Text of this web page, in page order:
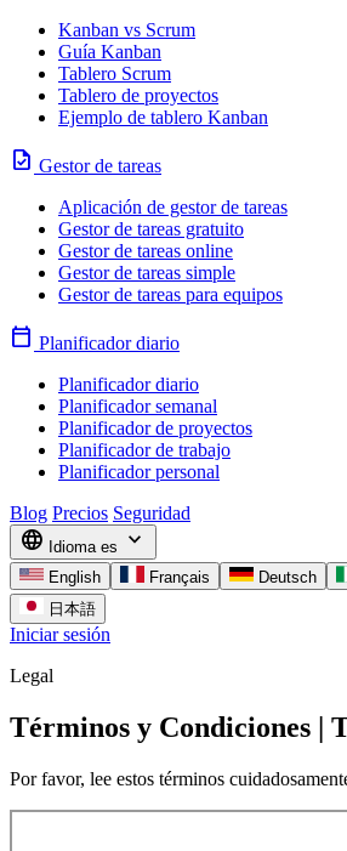
Kanban vs Scrum
Guía Kanban
Tablero Scrum
Tablero de proyectos
Ejemplo de tablero Kanban
task Gestor de tareas
Aplicación de gestor de tareas
Gestor de tareas gratuito
Gestor de tareas online
Gestor de tareas simple
Gestor de tareas para equipos
calendar_today Planificador diario
Planificador diario
Planificador semanal
Planificador de proyectos
Planificador de trabajo
Planificador personal
Blog Precios Seguridad
language Idioma es expand_more
English Français Deutsch
日本語
Iniciar sesión
Legal
Términos y Condiciones |
Por favor, lee estos términos